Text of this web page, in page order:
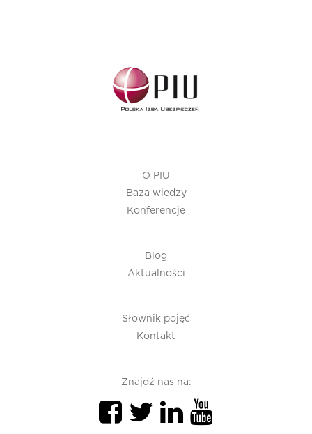
O PIU
Baza wiedzy
Konferencje
Blog
Aktualności
Słownik pojęć
Kontakt
Znajdź nas na: